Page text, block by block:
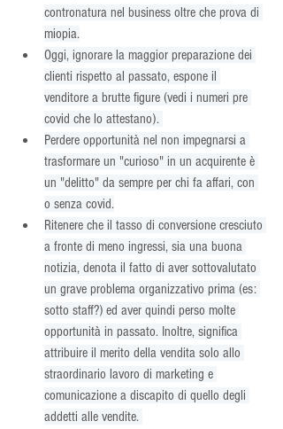
contronatura nel business oltre che prova di
miopia.
Oggi, ignorare la maggior preparazione dei
clienti rispetto al passato, espone il
venditore a brutte figure (vedi i numeri pre
covid che lo attestano).
Perdere opportunità nel non impegnarsi a
trasformare un "curioso" in un acquirente è
un "delitto" da sempre per chi fa affari, con
o senza covid.
Ritenere che il tasso di conversione cresciuto
a fronte di meno ingressi, sia una buona
notizia, denota il fatto di aver sottovalutato
un grave problema organizzativo prima (es:
sotto staff?) ed aver quindi perso molte
opportunità in passato. Inoltre, significa
attribuire il merito della vendita solo allo
straordinario lavoro di marketing e
comunicazione a discapito di quello degli
addetti alle vendite.